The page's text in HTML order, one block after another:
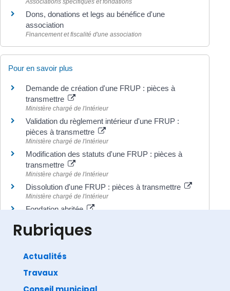
Associations spécifiques et fondations
Dons, donations et legs au bénéfice d'une
association
Financement et fiscalité d'une association
Pour en savoir plus
Demande de création d'une FRUP : pièces à
transmettre
Ministère chargé de l'intérieur
Validation du règlement intérieur d'une FRUP :
pièces à transmettre
Ministère chargé de l'intérieur
Modification des statuts d'une FRUP : pièces à
transmettre
Ministère chargé de l'intérieur
Dissolution d'une FRUP : pièces à transmettre
Ministère chargé de l'intérieur
Fondation abritée
Direction de l'information légale et administrative
Rubriques
Actualités
Travaux